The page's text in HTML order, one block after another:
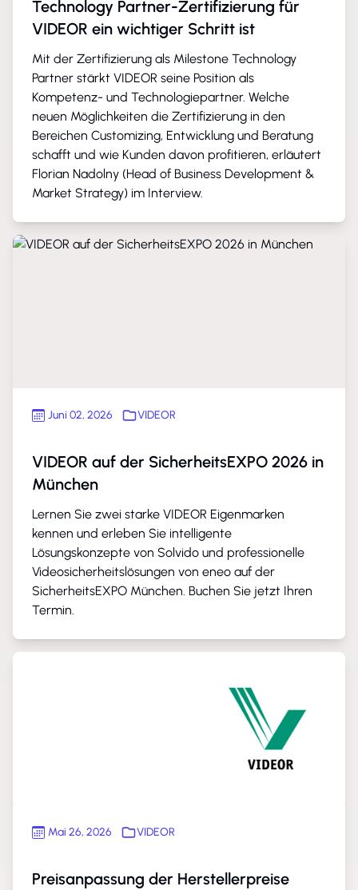
Technology Partner-Zertifizierung für
VIDEOR ein wichtiger Schritt ist
Mit der Zertifizierung als Milestone Technology
Partner stärkt VIDEOR seine Position als
Kompetenz- und Technologiepartner. Welche
neuen Möglichkeiten die Zertifizierung in den
Bereichen Customizing, Entwicklung und Beratung
schafft und wie Kunden davon profitieren, erläutert
Florian Nadolny (Head of Business Development &
Market Strategy) im Interview.
Juni 02, 2026 VIDEOR
VIDEOR auf der SicherheitsEXPO 2026 in
München
Lernen Sie zwei starke VIDEOR Eigenmarken
kennen und erleben Sie intelligente
Lösungskonzepte von Solvido und professionelle
Videosicherheitslösungen von eneo auf der
SicherheitsEXPO München. Buchen Sie jetzt Ihren
Termin.
Mai 26, 2026 VIDEOR
Preisanpassung der Herstellerpreise